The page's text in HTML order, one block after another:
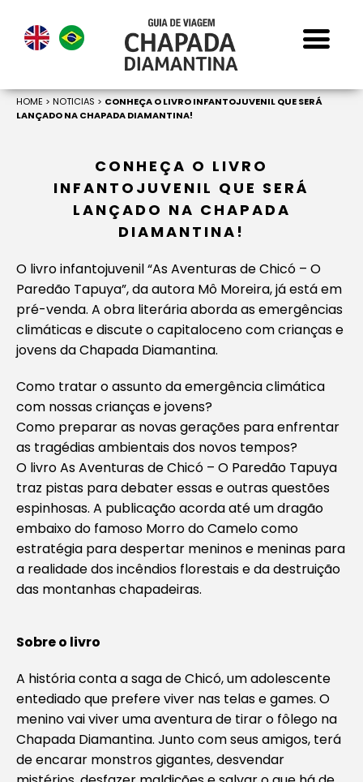
HOME > NOTICIAS > CONHEÇA O LIVRO INFANTOJUVENIL QUE SERÁ
LANÇADO NA CHAPADA DIAMANTINA!
CONHEÇA O LIVRO
INFANTOJUVENIL QUE SERÁ
LANÇADO NA CHAPADA
DIAMANTINA!
O livro infantojuvenil “As Aventuras de Chicó – O
Paredão Tapuya”, da autora Mô Moreira, já está em
pré-venda. A obra literária aborda as emergências
climáticas e discute o capitaloceno com crianças e
jovens da Chapada Diamantina.
Como tratar o assunto da emergência climática
com nossas crianças e jovens?
Como preparar as novas gerações para enfrentar
as tragédias ambientais dos novos tempos?
O livro As Aventuras de Chicó – O Paredão Tapuya
traz pistas para debater essas e outras questões
espinhosas. A publicação acorda até um dragão
embaixo do famoso Morro do Camelo como
estratégia para despertar meninos e meninas para
a realidade dos incêndios florestais e da destruição
das montanhas chapadeiras.
Sobre o livro
A história conta a saga de Chicó, um adolescente
entediado que prefere viver nas telas e games. O
menino vai viver uma aventura de tirar o fôlego na
Chapada Diamantina. Junto com seus amigos, terá
de encarar monstros gigantes, desvendar